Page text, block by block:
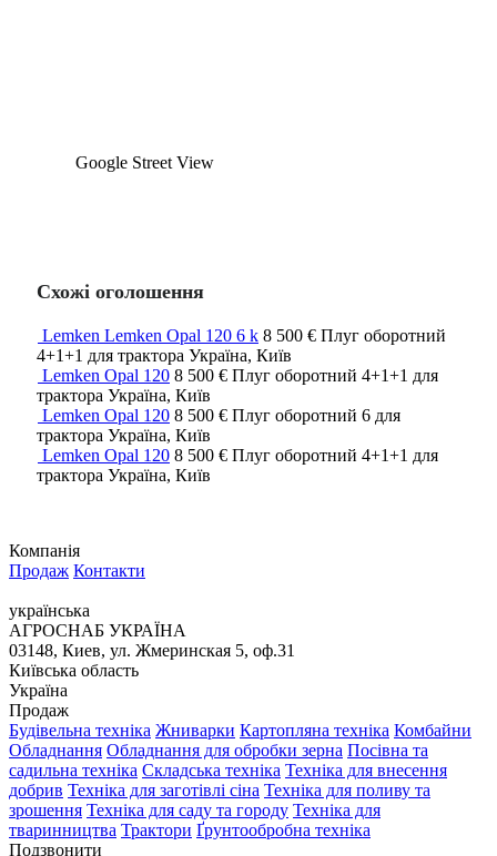
Google Street View
Схожі оголошення
Lemken Lemken Opal 120 6 k 8 500 € Плуг оборотний
4+1+1 для трактора Україна, Київ
Lemken Opal 120 8 500 € Плуг оборотний 4+1+1 для
трактора Україна, Київ
Lemken Opal 120 8 500 € Плуг оборотний 6 для
трактора Україна, Київ
Lemken Opal 120 8 500 € Плуг оборотний 4+1+1 для
трактора Україна, Київ
Компанія
Продаж Контакти
українська
АГРОСНАБ УКРАЇНА
03148, Киев, ул. Жмеринская 5, оф.31
Київська область
Україна
Продаж
Будівельна техніка Жниварки Картопляна техніка Комбайни
Обладнання Обладнання для обробки зерна Посівна та
садильна техніка Складська техніка Техніка для внесення
добрив Техніка для заготівлі сіна Техніка для поливу та
зрошення Техніка для саду та городу Техніка для
тваринництва Трактори Ґрунтообробна техніка
Подзвонити